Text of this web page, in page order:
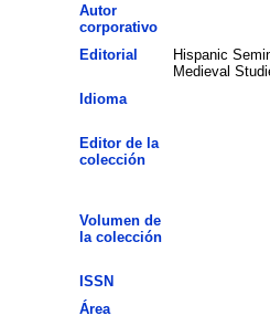
Autor
corporativo
Editorial
Hispanic
Medieval
Idioma
Editor de la
colección
Volumen de
la colección
ISSN
Área